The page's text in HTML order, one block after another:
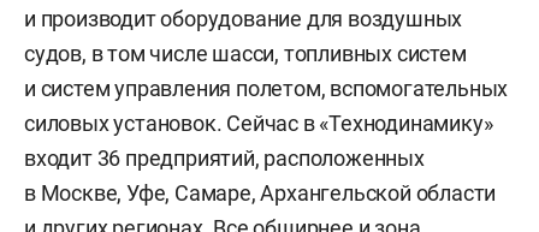
и производит оборудование для воздушных
судов, в том числе шасси, топливных систем
и систем управления полетом, вспомогательных
силовых установок. Сейчас в «Технодинамику»
входит 36 предприятий, расположенных
в Москве, Уфе, Самаре, Архангельской области